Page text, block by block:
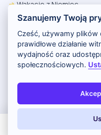
Wakacje z Niemiec
Polityka Prywatności
Wakacje w Egipcie
Rankingi hoteli
Kontakt i reklama
Copyright (c) 2026 Odkryj
Szanujemy Twoją
Cześć, używamy plików
prawidłowe działanie
wydajność oraz
społecznościowych.